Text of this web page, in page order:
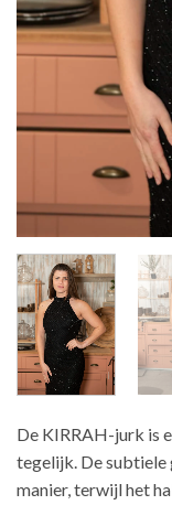
De KIRRAH-jurk is
tegelijk. De subtiele
manier, terwijl het